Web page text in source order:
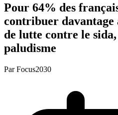
Pour 64% des
contribuer davantage
de lutte contre le
paludisme
ParFocus2030